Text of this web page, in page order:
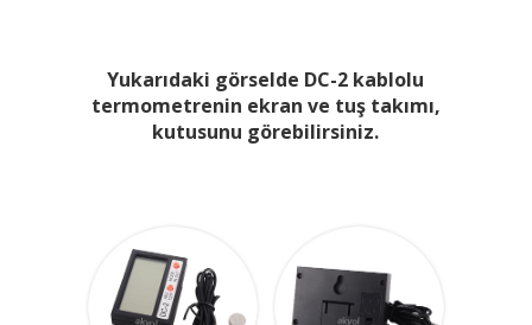
Yukarıdaki görselde DC-2 kablolu
termometrenin ekran ve tuş takımı,
kutusunu görebilirsiniz.